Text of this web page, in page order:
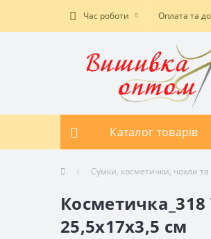
Час роботи Оплата та
Каталог товарів
Сумки, косметички, чохли та
25,5x17x3,5 см